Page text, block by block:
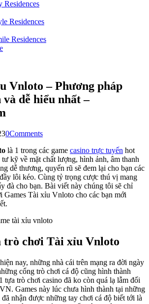
Residences
Residences
Residences
Vnloto – Phương pháp
dễ hiểu nhất –
0Comments
là 1 trong các game casino trực tuyến hot
kỹ về mặt chất lượng, hình ảnh, âm thanh
dễ thương, quyến rũ sẽ đem lại cho bạn các
lôi kéo. Cùng tỷ trọng cược thú vị mang
đà cho bạn. Bài viết này chúng tôi sẽ chỉ
Games Tài xỉu Vnloto cho các bạn mới
trò chơi Tài xỉu Vnloto
nay, những nhà cái trên mạng ra đời ngày
cổng trò chơi cá độ cũng hình thành
tựa trò chơi casino đã ko còn quá lạ lẫm đối
Games này lúc chưa hình thành tại những
nhận được những tay chơi cá độ biết tới là